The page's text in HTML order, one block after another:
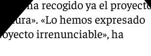
que ha recogido ya el proyecto
«Lo hemos expresado
irrenunciable», ha